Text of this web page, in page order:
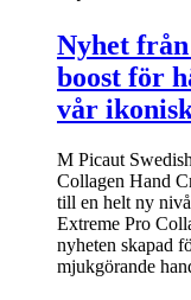
Nyhet
boost för
vår
M Picaut
Collagen Hand
till en helt ny
Extreme Pro
nyheten skapad
mjukgörande